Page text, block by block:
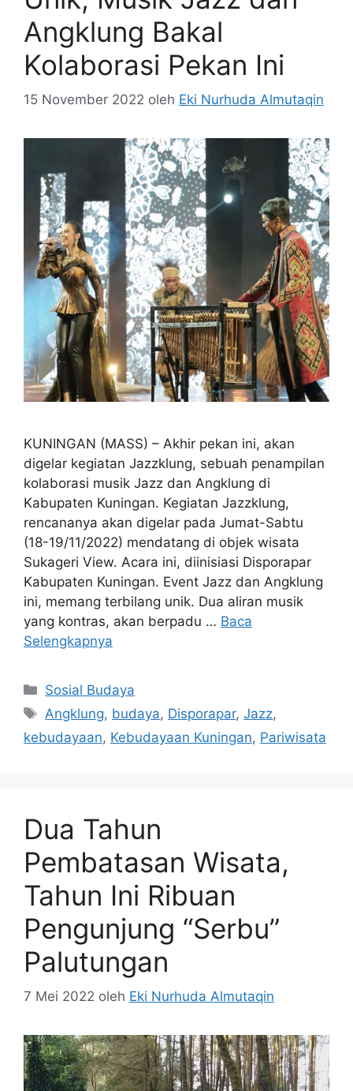
Angklung Bakal
Kolaborasi Pekan Ini
15 November 2022 oleh Eki Nurhuda Almutaqin
KUNINGAN (MASS) – Akhir pekan ini, akan
digelar kegiatan Jazzklung, sebuah penampilan
kolaborasi musik Jazz dan Angklung di
Kabupaten Kuningan. Kegiatan Jazzklung,
rencananya akan digelar pada Jumat-Sabtu
(18-19/11/2022) mendatang di objek wisata
Sukageri View. Acara ini, diinisiasi Disporapar
Kabupaten Kuningan. Event Jazz dan Angklung
ini, memang terbilang unik. Dua aliran musik
yang kontras, akan berpadu … Baca
Selengkapnya
Kategori
Sosial Budaya
Tag
Angklung, budaya, Disporapar,Jazz,
kebudayaan, Kebudayaan Kuningan, Pariwisata
Dua Tahun
Pembatasan Wisata,
Tahun Ini Ribuan
Pengunjung “Serbu”
Palutungan
7 Mei 2022 oleh Eki Nurhuda Almutaqin